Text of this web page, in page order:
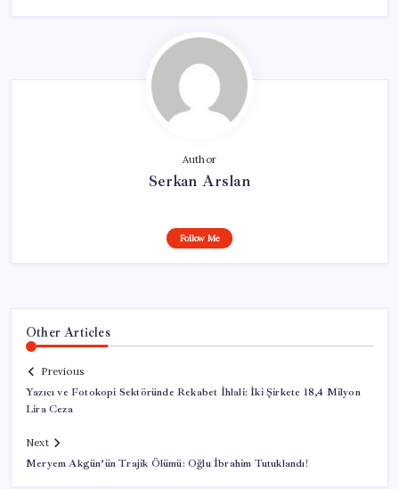
Author
Serkan Arslan
Follow Me
Other Articles
Previous
Yazıcı ve Fotokopi Sektöründe Rekabet İhlali: İki Şirkete 18,4 Milyon
Lira Ceza
Next
Meryem Akgün’ün Trajik Ölümü: Oğlu İbrahim Tutuklandı!